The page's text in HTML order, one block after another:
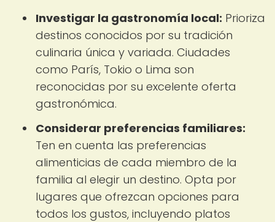
Investigar la gastronomía local: Prioriza
destinos conocidos por su tradición
culinaria única y variada. Ciudades
como París, Tokio o Lima son
reconocidas por su excelente oferta
gastronómica.
Considerar preferencias familiares:
Ten en cuenta las preferencias
alimenticias de cada miembro de la
familia al elegir un destino. Opta por
lugares que ofrezcan opciones para
todos los gustos, incluyendo platos